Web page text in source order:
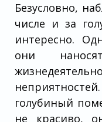
Безусловно,
числе и за
интересно.
они
голубиный
не красиво,